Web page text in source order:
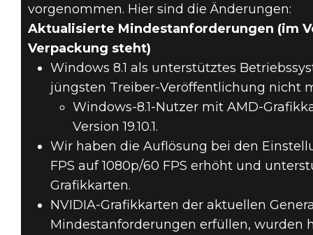
vorgenommen. Hier sind die Änderungen:
Aktualisierte Mindestanforderungen (im
Verpackung steht)
Windows 8.1 als unterstütztes
jüngsten Treiber-Veröffentlichung nicht
Windows-8.1-Nutzer mit AMD-
Version 19.10.1.
Wir haben die Auflösung bei den
FPS auf 1080p/60 FPS erhöht und
Grafikkarten.
NVIDIA-Grafikkarten der aktuellen
Mindestanforderungen erfüllen, wurden